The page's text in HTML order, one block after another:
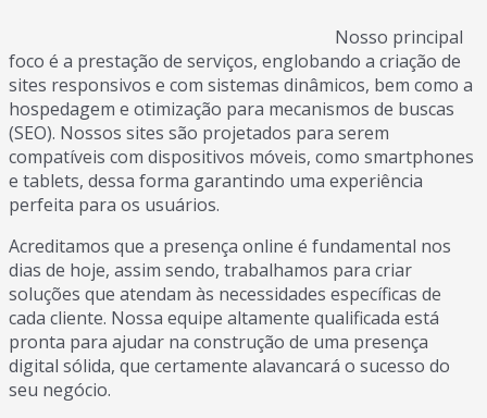
Nosso principal
foco é a prestação de serviços, englobando a criação de
sites responsivos e com sistemas dinâmicos, bem como a
hospedagem e otimização para mecanismos de buscas
(SEO). Nossos sites são projetados para serem
compatíveis com dispositivos móveis, como smartphones
e tablets, dessa forma garantindo uma experiência
perfeita para os usuários.
Acreditamos que a presença online é fundamental nos
dias de hoje, assim sendo, trabalhamos para criar
soluções que atendam às necessidades específicas de
cada cliente. Nossa equipe altamente qualificada está
pronta para ajudar na construção de uma presença
digital sólida, que certamente alavancará o sucesso do
seu negócio.